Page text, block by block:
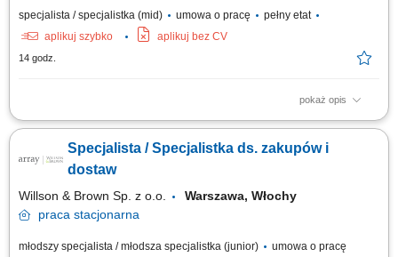
specjalista / specjalistka (mid) umowa o pracę
pełny etat
aplikuj szybko
aplikuj bez CV
14 godz.
pokaż opis
Opis stanowiska Monitorowanie i kontrolowanie poziomów stanów
Koordynowanie zapasów w oparciu o aktualne plany produkcyjne oraz
prognozy rynkowe; Wprowadzanie, weryfikacja i administracja danymi
Specjalista / Specjalistka ds. zakupów i
dostaw
Willson & Brown Sp. z o.o.
Warszawa, Włochy
praca stacjonarna
młodszy specjalista / młodsza specjalistka (junior)
umowa o pracę